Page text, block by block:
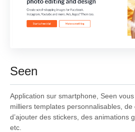
Seen
Application sur smartphone, Seen
milliers templates personnalisables, de
d’ajouter des stickers, des animations
etc.